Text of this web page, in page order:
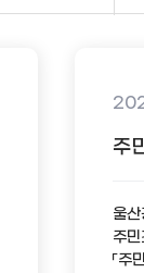
주
울
주
「주